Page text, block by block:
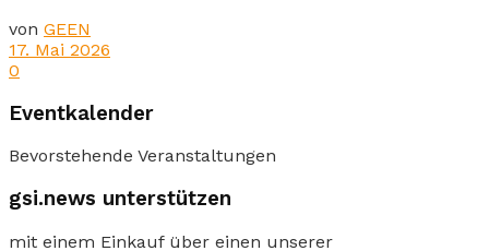
von GEEN
17. Mai 2026
0
Eventkalender
Bevorstehende Veranstaltungen
gsi.news unterstützen
mit einem Einkauf über einen unserer